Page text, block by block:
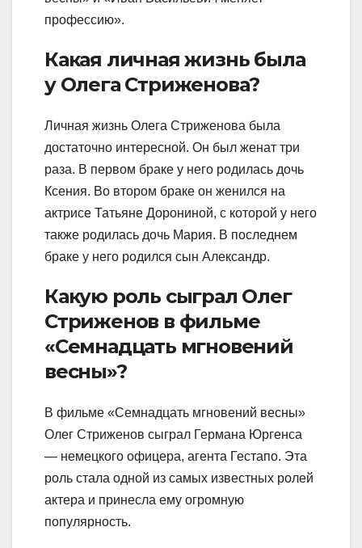
профессию».
Какая личная жизнь была
у Олега Стриженова?
Личная жизнь Олега Стриженова была
достаточно интересной. Он был женат три
раза. В первом браке у него родилась дочь
Ксения. Во втором браке он женился на
актрисе Татьяне Дорониной, с которой у него
также родилась дочь Мария. В последнем
браке у него родился сын Александр.
Какую роль сыграл Олег
Стриженов в фильме
«Семнадцать мгновений
весны»?
В фильме «Семнадцать мгновений весны»
Олег Стриженов сыграл Германа Юргенса
— немецкого офицера, агента Гестапо. Эта
роль стала одной из самых известных ролей
актера и принесла ему огромную
популярность.